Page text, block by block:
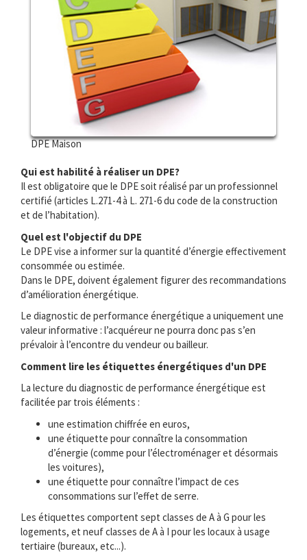
DPE Maison
Qui est habilité à réaliser un DPE?
Il est obligatoire que le DPE soit réalisé par un professionnel
certifié (articles L.271-4 à L. 271-6 du code de la construction
et de l’habitation).
Quel est l'objectif du DPE
Le DPE vise a informer sur la quantité d’énergie effectivement
consommée ou estimée.
Dans le DPE, doivent également figurer des recommandations
d’amélioration énergétique.
Le diagnostic de performance énergétique a uniquement une
valeur informative : l’acquéreur ne pourra donc pas s’en
prévaloir à l’encontre du vendeur ou bailleur.
Comment lire les étiquettes énergétiques d'un DPE
La lecture du diagnostic de performance énergétique est
facilitée par trois éléments :
une estimation chiffrée en euros,
une étiquette pour connaître la consommation
d’énergie (comme pour l’électroménager et désormais
les voitures),
une étiquette pour connaître l’impact de ces
consommations sur l’effet de serre.
Les étiquettes comportent sept classes de A à G pour les
logements, et neuf classes de A à I pour les locaux à usage
tertiaire (bureaux, etc...).